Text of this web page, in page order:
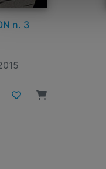
n. 3